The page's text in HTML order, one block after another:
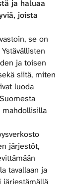
ja haluaa
joista
se on
ja toisen
siitä, miten
luoda
mahdollisilla
järjestöt,
tavallaan ja
järjestämällä